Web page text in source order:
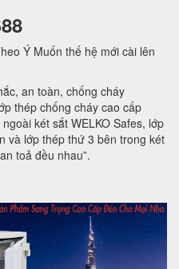
Ý Muốn thế hệ mới cài lên
an toàn, chống cháy
thép chống cháy cao cấp
két sắt WELKO Safes, lớp
và lớp thép thứ 3 bên trong két
toả đều nhau”.